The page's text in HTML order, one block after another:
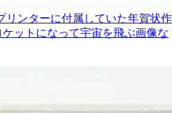
リンターに付属していた年賀状作
ットになって宇宙を飛ぶ画像な